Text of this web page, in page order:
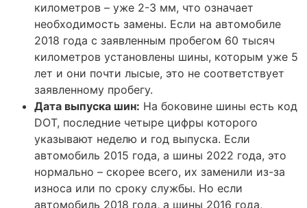
километров – уже 2-3 мм, что означает
необходимость замены. Если на автомобиле
2018 года с заявленным пробегом 60 тысяч
километров установлены шины, которым уже 5
лет и они почти лысые, это не соответствует
заявленному пробегу.
Дата выпуска шин: На боковине шины есть код
DOT, последние четыре цифры которого
указывают неделю и год выпуска. Если
автомобиль 2015 года, а шины 2022 года, это
нормально – скорее всего, их заменили из-за
износа или по сроку службы. Но если
автомобиль 2018 года, а шины 2016 года,